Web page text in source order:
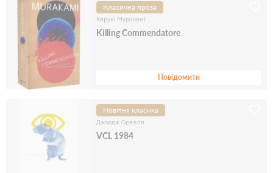
Класична проза
Харукі Муракамі
Killing Commendatore
Повідомити
Новітня класика
Джордж Орвелл
VCL 1984